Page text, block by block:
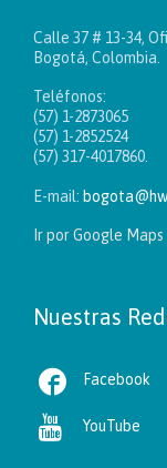
Calle 37 # 13-34,
Bogotá, Colombia.
Teléfonos:
(57) 1-2873065
(57) 1-2852524
(57) 317-4017860.
E-mail:
Ir por Google Maps
Nuestras
 Facebook
 YouTube